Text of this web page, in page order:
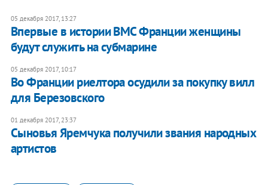
05 декабря 2017, 13:27
Впервые в истории ВМС Франции женщины
будут служить на субмарине
05 декабря 2017, 10:17
Во Франции риелтора осудили за покупку вилл
для Березовского
01 декабря 2017, 23:37
Сыновья Яремчука получили звания народных
артистов